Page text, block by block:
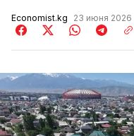
Economist.kg 23 июня 2026